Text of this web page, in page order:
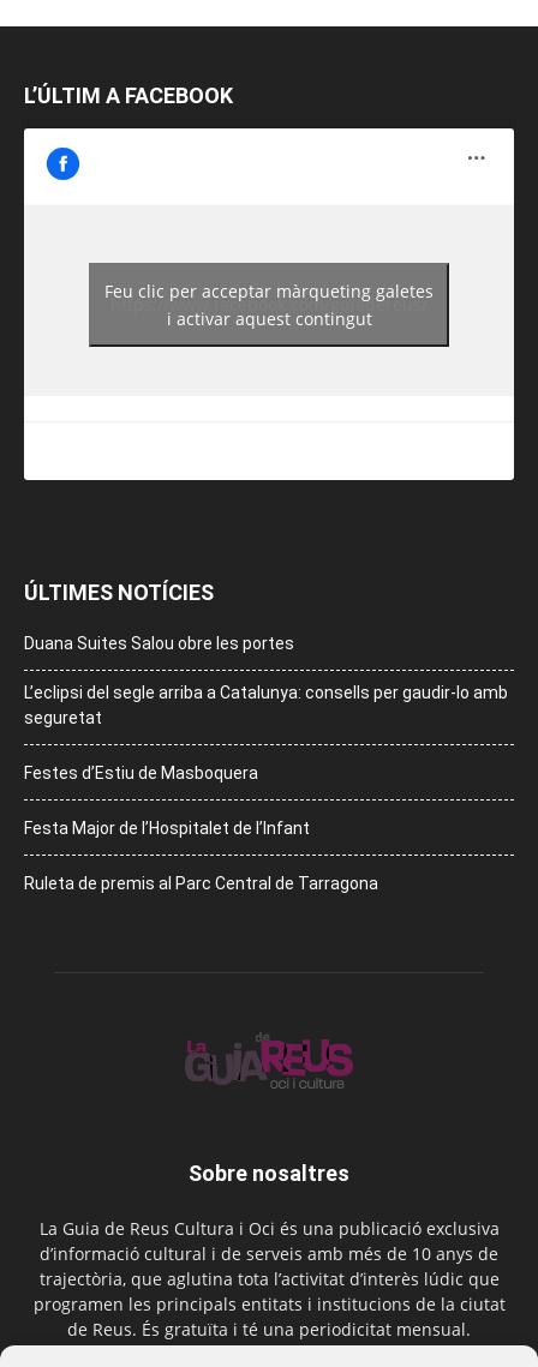
L’ÚLTIM A FACEBOOK
https://www.facebook.com/guiadereus/
Feu clic per acceptar màrqueting galetes
i activar aquest contingut
ÚLTIMES NOTÍCIES
Duana Suites Salou obre les portes
L’eclipsi del segle arriba a Catalunya: consells per gaudir-lo amb
seguretat
Festes d’Estiu de Masboquera
Festa Major de l’Hospitalet de l’Infant
Ruleta de premis al Parc Central de Tarragona
Sobre nosaltres
La Guia de Reus Cultura i Oci és una publicació exclusiva
d’informació cultural i de serveis amb més de 10 anys de
trajectòria, que aglutina tota l’activitat d’interès lúdic que
programen les principals entitats i institucions de la ciutat
de Reus. És gratuïta i té una periodicitat mensual.